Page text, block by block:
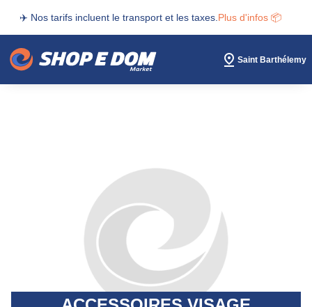
✈️ Nos tarifs incluent le transport et les taxes. Plus d'infos 📦
Saint Barthélemy